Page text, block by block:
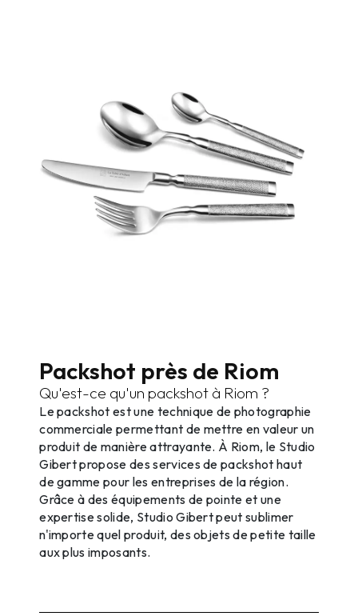
Packshot près de Riom
Qu'est-ce qu'un packshot à Riom ?
Le packshot est une technique de photographie
commerciale permettant de mettre en valeur un
produit de manière attrayante. À Riom, le Studio
Gibert propose des services de packshot haut
de gamme pour les entreprises de la région.
Grâce à des équipements de pointe et une
expertise solide, Studio Gibert peut sublimer
n'importe quel produit, des objets de petite taille
aux plus imposants.